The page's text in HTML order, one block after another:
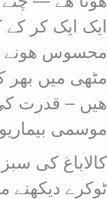
ایک ایک کر کے
محسوس ھونے
مٹھی میں بھر
ھیں – قدرت
موسمی
کالاباغ کی
ٹوکرے دیکھنے